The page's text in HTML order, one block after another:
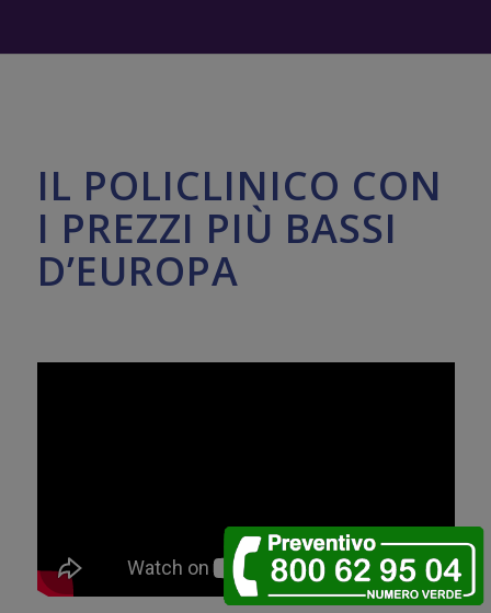
IL POLICLINICO CON
I PREZZI PIÙ BASSI
D’EUROPA